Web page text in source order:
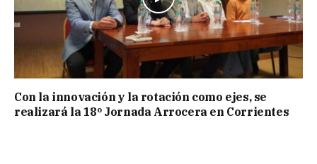
Con la innovación y la rotación como ejes, se
realizará la 18º Jornada Arrocera en Corrientes